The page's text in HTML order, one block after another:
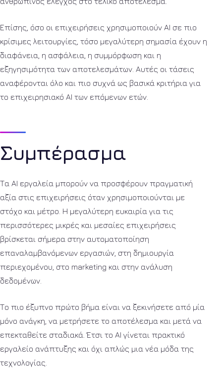
Επίσης, όσο οι επιχειρήσεις χρησιμοποιούν AI σε πιο
κρίσιμες λειτουργίες, τόσο μεγαλύτερη σημασία έχουν η
διαφάνεια, η ασφάλεια, η συμμόρφωση και η
εξηγησιμότητα των αποτελεσμάτων. Αυτές οι τάσεις
αναφέρονται όλο και πιο συχνά ως βασικά κριτήρια για
το επιχειρησιακό AI των επόμενων ετών.
Συμπέρασμα
Τα AI εργαλεία μπορούν να προσφέρουν πραγματική
αξία στις επιχειρήσεις όταν χρησιμοποιούνται με
στόχο και μέτρο. Η μεγαλύτερη ευκαιρία για τις
περισσότερες μικρές και μεσαίες επιχειρήσεις
βρίσκεται σήμερα στην αυτοματοποίηση
επαναλαμβανόμενων εργασιών, στη δημιουργία
περιεχομένου, στο marketing και στην ανάλυση
δεδομένων.
Το πιο έξυπνο πρώτο βήμα είναι να ξεκινήσετε από μία
μόνο ανάγκη, να μετρήσετε το αποτέλεσμα και μετά να
επεκταθείτε σταδιακά. Έτσι το AI γίνεται πρακτικό
εργαλείο ανάπτυξης και όχι απλώς μια νέα μόδα της
τεχνολογίας.